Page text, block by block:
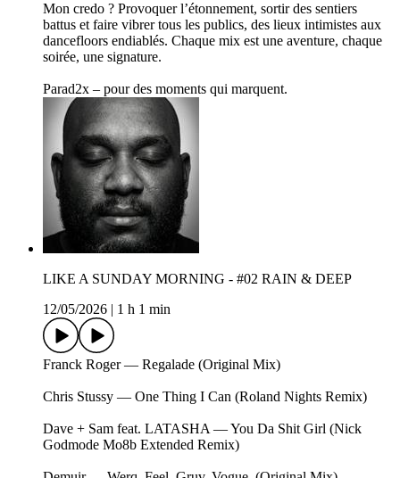
Mon credo ? Provoquer l’étonnement, sortir des sentiers
battus et faire vibrer tous les publics, des lieux intimistes aux
dancefloors endiablés. Chaque mix est une aventure, chaque
soirée, une signature.
Parad2x – pour des moments qui marquent.
LIKE A SUNDAY MORNING - #02 RAIN & DEEP
12/05/2026
1 h 1 min
Franck Roger — Regalade (Original Mix)
Chris Stussy — One Thing I Can (Roland Nights Remix)
Dave + Sam feat. LATASHA — You Da Shit Girl (Nick
Godmode Mo8b Extended Remix)